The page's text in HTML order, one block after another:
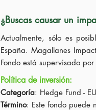
¿Buscas causar un
Actualmente, sólo es
España. Magallanes
Fondo está supervisado
Política de inversión:
Categoría: Hedge Fund -
Término: Este fondo puede